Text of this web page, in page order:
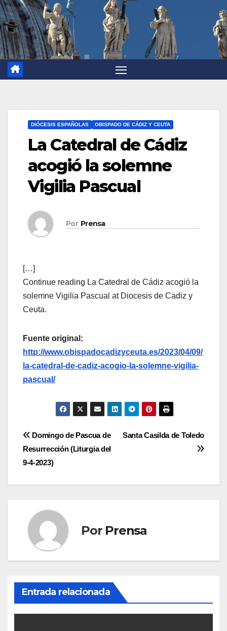
DIÓCESIS ESPAÑOLAS OBISPADO DE CÁDIZ Y CEUTA
La Catedral de Cádiz
acogió la solemne
Vigilia Pascual
Por Prensa
[…]
Continue reading La Catedral de Cádiz acogió la
solemne Vigilia Pascual at Diocesis de Cadiz y
Ceuta.
Fuente original:
http://www.obispadocadizyceuta.es/2023/04/09/
la-catedral-de-cadiz-acogio-la-solemne-vigilia-
pascual/
Navegación
de
entradas
Santa Casilda de Toledo
Domingo de Pascua de
Resurrección (Liturgia del
9-4-2023)
Por Prensa
Entrada relacionada